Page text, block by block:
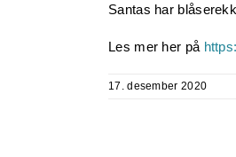
Santas har
Les mer her på
17. desember 2020